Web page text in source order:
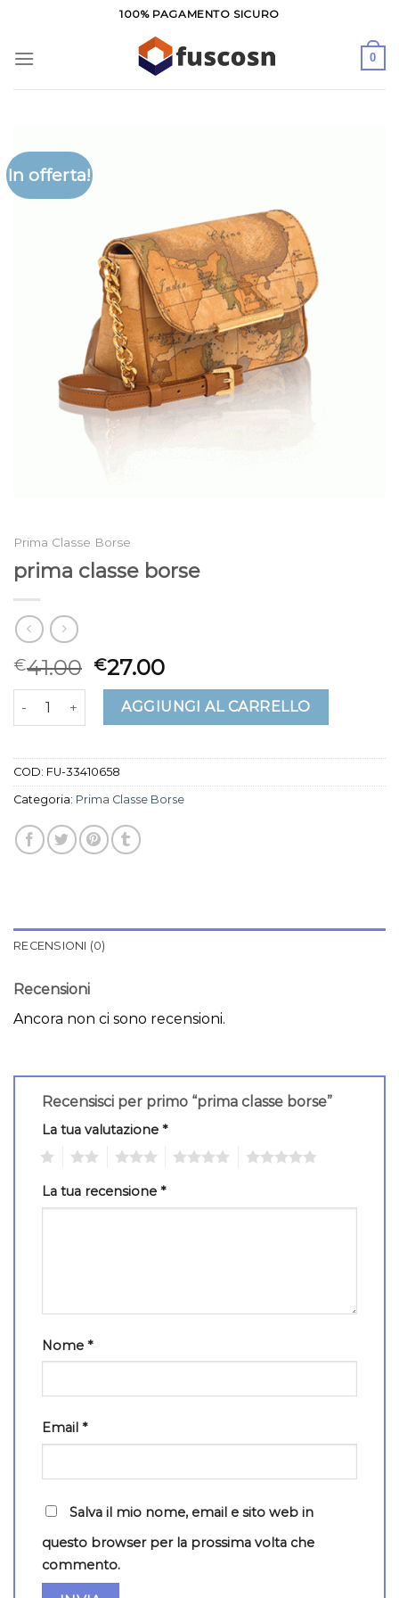
contenuti
100% PAGAMENTO SICURO
0
In offerta!
Prima Classe Borse
prima classe borse
€41.00 €27.00
prima classe borse quantitàAGGIUNGI AL CARRELLO
COD: FU-33410658
Categoria: Prima Classe Borse
RECENSIONI (0)
Recensioni
Ancora non ci sono recensioni.
Recensisci per primo “prima classe borse”
La tua valutazione *
La tua recensione *
Nome *
Email *
Salva il mio nome, email e sito web in
questo browser per la prossima volta che
commento.